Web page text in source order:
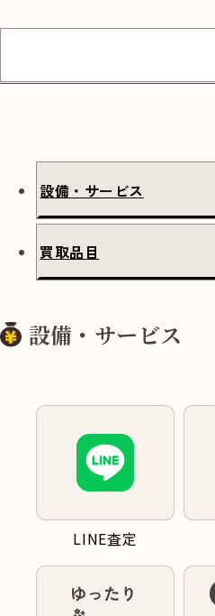
設備・サービス
買取品目
設備・サービス
LINE査定